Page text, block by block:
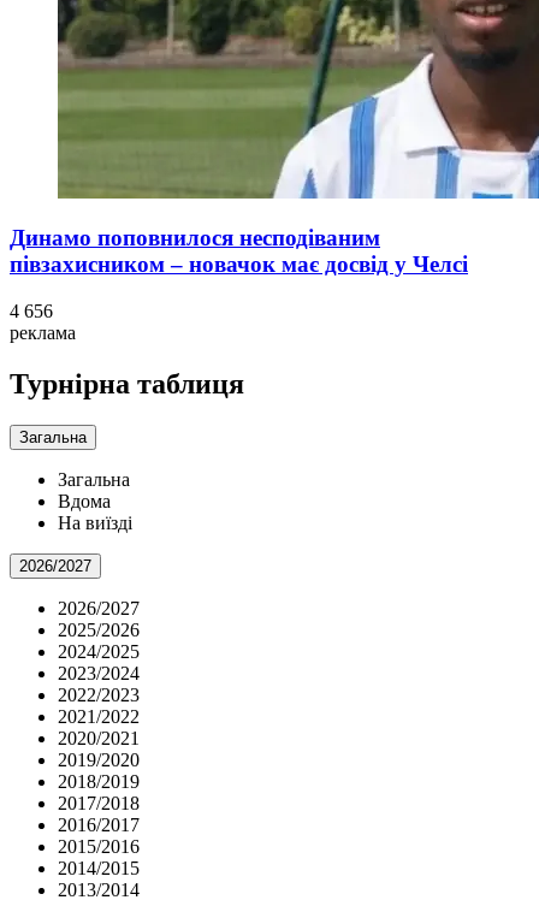
Динамо поповнилося несподіваним
півзахисником – новачок має досвід у Челсі
4 656
реклама
Турнірна таблиця
Загальна
Загальна
Вдома
На виїзді
2026/2027
2026/2027
2025/2026
2024/2025
2023/2024
2022/2023
2021/2022
2020/2021
2019/2020
2018/2019
2017/2018
2016/2017
2015/2016
2014/2015
2013/2014